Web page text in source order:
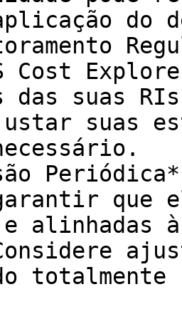
do
Cost
das suas
suas
que
alinhadas